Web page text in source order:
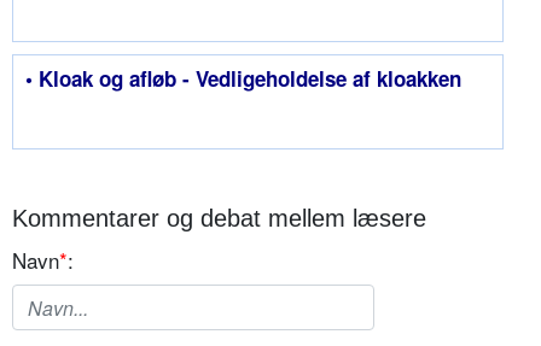
• Kloak og afløb - Vedligeholdelse af kloakken
Kommentarer og debat mellem læsere
Navn*: